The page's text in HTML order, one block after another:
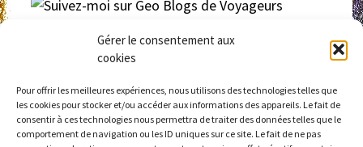
Gérer le consentement aux
cookies
Pour offrir les meilleures expériences, nous utilisons des technologies telles que
les cookies pour stocker et/ou accéder aux informations des appareils. Le fait de
consentir à ces technologies nous permettra de traiter des données telles que le
comportement de navigation ou les ID uniques sur ce site. Le fait de ne pas
Retrouvezlaninacaracol surGEO – Blogs de voyageurs